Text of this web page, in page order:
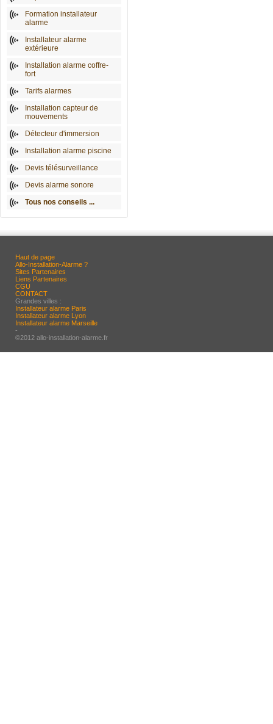
Formation installateur
alarme
Installateur alarme
extérieure
Installation alarme coffre-
fort
Tarifs alarmes
Installation capteur de
mouvements
Détecteur d'immersion
Installation alarme piscine
Devis télésurveillance
Devis alarme sonore
Tous nos conseils ...
Haut de page
Allo-Installation-Alarme ?
Sites Partenaires
Liens Partenaires
CGU
CONTACT
Grandes villes :
Installateur alarme Paris
Installateur alarme Lyon
Installateur alarme Marseille
-
©2012 allo-installation-alarme.fr